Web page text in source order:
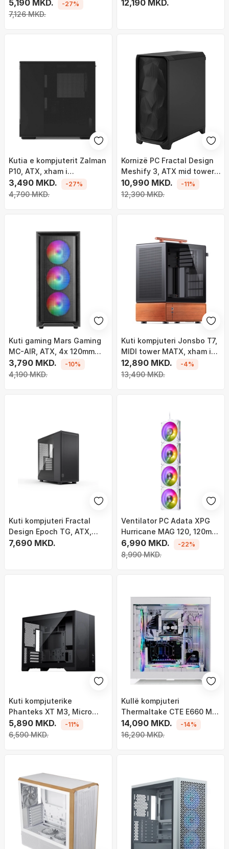
transparent, mbështetje
ftohje uji 240mm, e zezë
5,190 MKD.
7,126 MKD.
-27%
ATX mATX, xham i
12,190 MKD.
Kutia e kompjuterit Zalman
P10, ATX, xham i
temperuar, e zezë
3,490 MKD.
4,790 MKD.
-27%
Kornizë PC Fractal Design
Meshify 3, ATX mid tower,
panel i plotë, e zezë
10,990 MKD.
12,390 MKD.
-11%
Kuti gaming Mars Gaming
MC-AIR, ATX, 4x 120mm
FRGB, xham anësor
3,790 MKD.
4,190 MKD.
-10%
Kuti kompjuteri Jonsbo T7,
MIDI tower MATX, xham i
temperuar, e zezë
12,890 MKD.
13,490 MKD.
-4%
Kuti kompjuteri Fractal
Design Epoch TG, ATX,
xham i temperuar, e zezë
7,690 MKD.
Ventilator PC Adata XPG
Hurricane MAG 120, 120mm,
ARGB PWM, set 4 copë, i
bardhë
6,990 MKD.
8,990 MKD.
-22%
Kuti kompjuterike
Phanteks XT M3, Micro
ATX, xham i kalitur, e zezë
5,890 MKD.
6,590 MKD.
-11%
Kullë kompjuteri
Thermaltake CTE E660 MX
Snow, Mid Tower, xham i
temperuar, e bardhë
14,090 MKD.
16,290 MKD.
-14%